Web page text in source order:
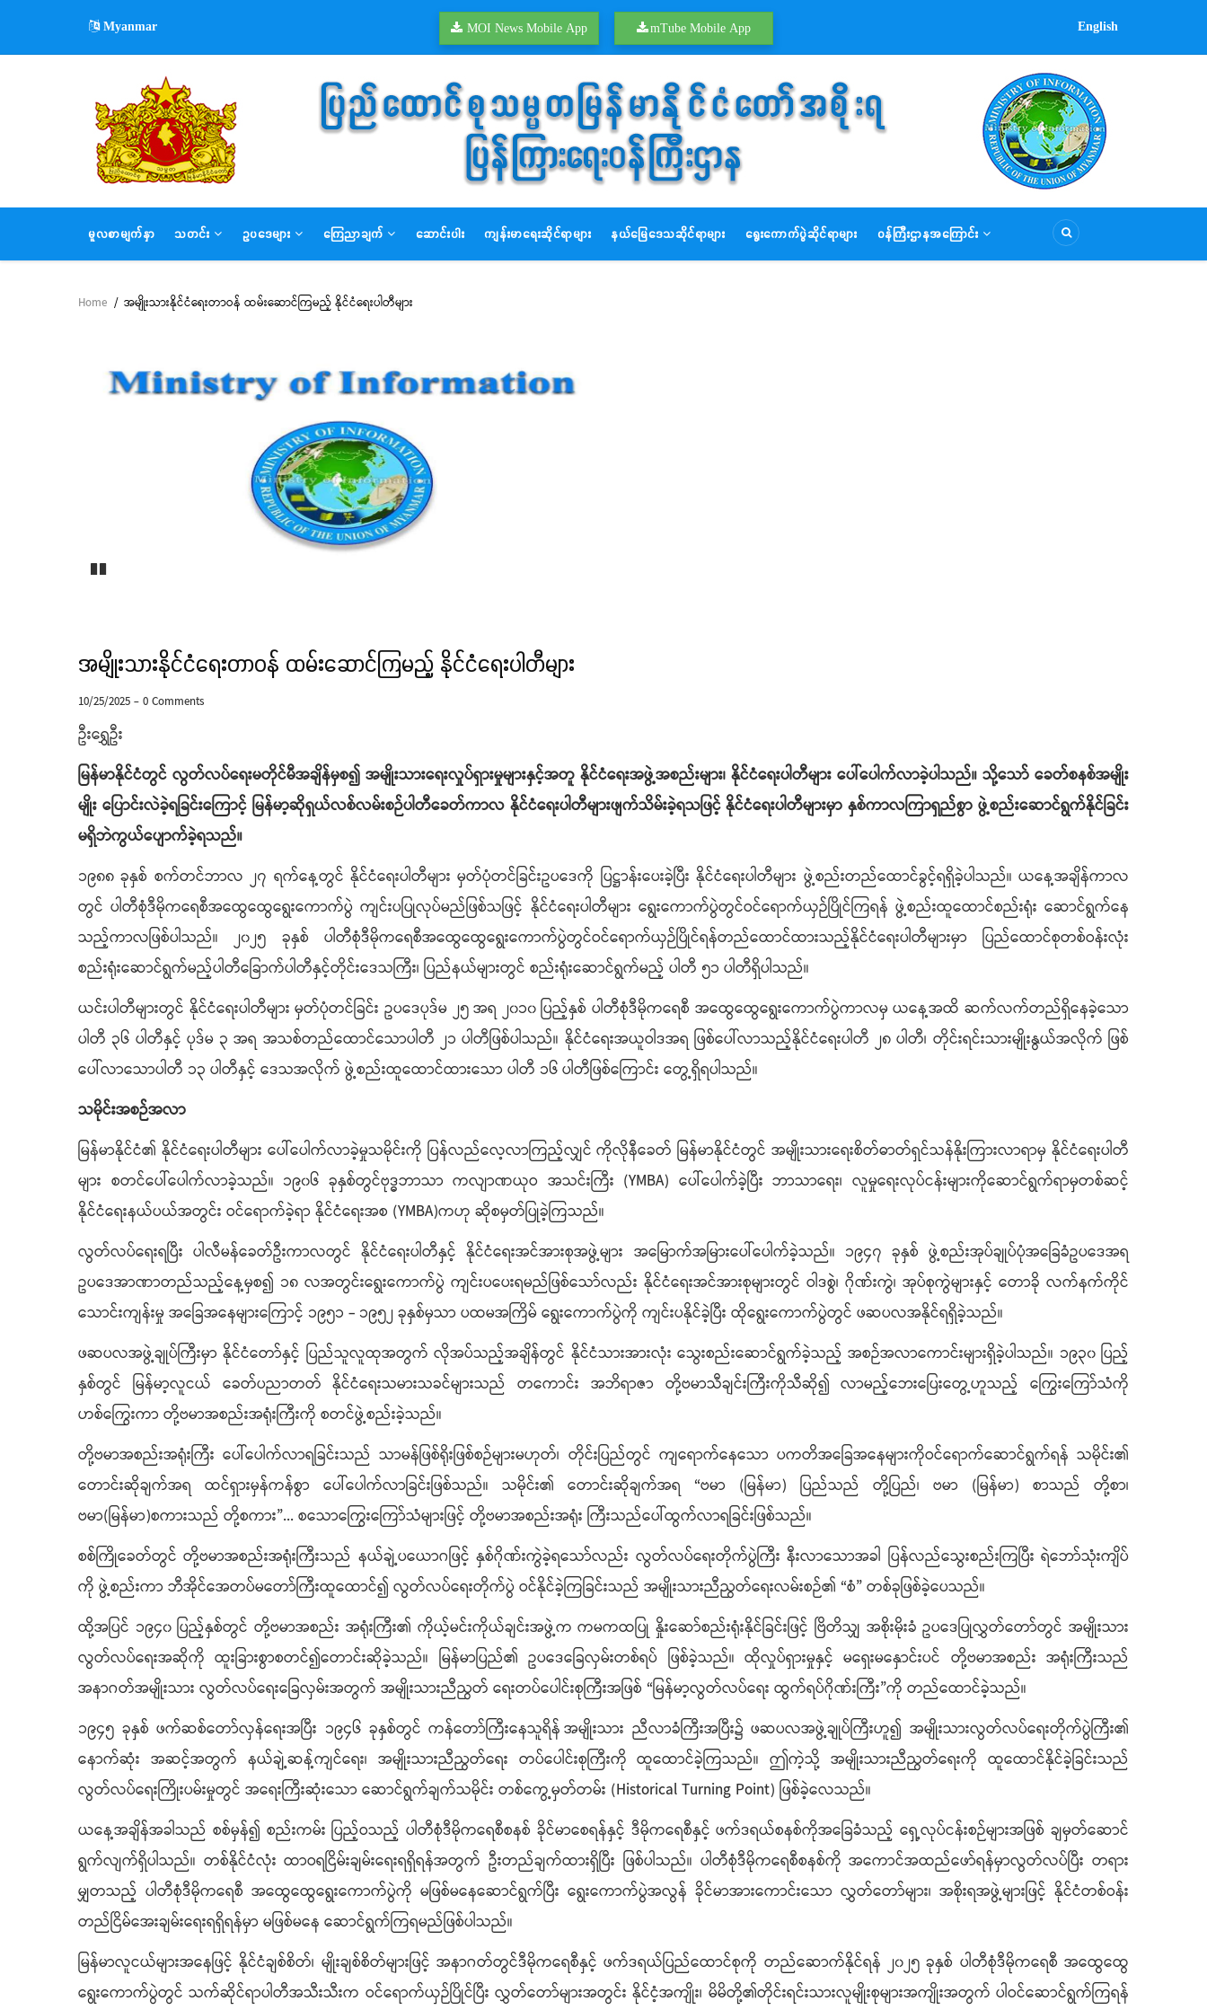
main
Myanmar MOI News Mobile App mTube Mobile App English
MAIN
NAVIGATION
မူလစာမျက်နှာ သတင်း ဥပဒေများ ကြေညာချက် ဆောင်းပါး ကျန်းမာရေးဆိုင်ရာများ နယ်မြေဒေသဆိုင်ရာများ ရွေးကောက်ပွဲဆိုင်ရာများ ဝန်ကြီးဌာနအကြောင်း
Breadcrumb
Home / အမျိုးသားနိုင်ငံရေးတာဝန် ထမ်းဆောင်ကြမည့် နိုင်ငံရေးပါတီများ
အမျိုးသားနိုင်ငံရေးတာဝန် ထမ်းဆောင်ကြမည့် နိုင်ငံရေးပါတီများ
10/25/2025-0 Comments
ဦးရွှေဦး
မြန်မာနိုင်ငံတွင် လွတ်လပ်ရေးမတိုင်မီအချိန်မှစ၍ အမျိုးသားရေးလှုပ်ရှားမှုများနှင့်အတူ နိုင်ငံရေးအဖွဲ့အစည်းများ၊ နိုင်ငံရေးပါတီများ ပေါ်ပေါက်လာခဲ့ပါသည်။ သို့သော် ခေတ်စနစ်အမျိုး
မျိုး ပြောင်းလဲခဲ့ရခြင်းကြောင့် မြန်မာ့ဆိုရှယ်လစ်လမ်းစဉ်ပါတီခေတ်ကာလ နိုင်ငံရေးပါတီများဖျက်သိမ်းခဲ့ရသဖြင့် နိုင်ငံရေးပါတီများမှာ နှစ်ကာလကြာရှည်စွာ ဖွဲ့စည်းဆောင်ရွက်နိုင်ခြင်း
မရှိဘဲကွယ်ပျောက်ခဲ့ရသည်။
၁၉၈၈ ခုနှစ် စက်တင်ဘာလ ၂၇ ရက်နေ့တွင် နိုင်ငံရေးပါတီများ မှတ်ပုံတင်ခြင်းဥပဒေကို ပြဋ္ဌာန်းပေးခဲ့ပြီး နိုင်ငံရေးပါတီများ ဖွဲ့စည်းတည်ထောင်ခွင့်ရရှိခဲ့ပါသည်။ ယနေ့အချိန်ကာလ
တွင် ပါတီစုံဒီမိုကရေစီအထွေထွေရွေးကောက်ပွဲ ကျင်းပပြုလုပ်မည်ဖြစ်သဖြင့် နိုင်ငံရေးပါတီများ ရွေးကောက်ပွဲတွင်ဝင်ရောက်ယှဉ်ပြိုင်ကြရန် ဖွဲ့စည်းထူထောင်စည်းရုံး ဆောင်ရွက်နေ
သည့်ကာလဖြစ်ပါသည်။ ၂၀၂၅ ခုနှစ် ပါတီစုံဒီမိုကရေစီအထွေထွေရွေးကောက်ပွဲတွင်ဝင်ရောက်ယှဉ်ပြိုင်ရန်တည်ထောင်ထားသည့်နိုင်ငံရေးပါတီများမှာ ပြည်ထောင်စုတစ်ဝန်းလုံး
စည်းရုံးဆောင်ရွက်မည့်ပါတီခြောက်ပါတီနှင့်တိုင်းဒေသကြီး၊ ပြည်နယ်များတွင် စည်းရုံးဆောင်ရွက်မည့် ပါတီ ၅၁ ပါတီရှိပါသည်။
ယင်းပါတီများတွင် နိုင်ငံရေးပါတီများ မှတ်ပုံတင်ခြင်း ဥပဒေပုဒ်မ ၂၅ အရ ၂၀၁၀ ပြည့်နှစ် ပါတီစုံဒီမိုကရေစီ အထွေထွေရွေးကောက်ပွဲကာလမှ ယနေ့အထိ ဆက်လက်တည်ရှိနေခဲ့သော
ပါတီ ၃၆ ပါတီနှင့် ပုဒ်မ ၃ အရ အသစ်တည်ထောင်သောပါတီ ၂၁ ပါတီဖြစ်ပါသည်။ နိုင်ငံရေးအယူဝါဒအရ ဖြစ်ပေါ်လာသည့်နိုင်ငံရေးပါတီ ၂၈ ပါတီ၊ တိုင်းရင်းသားမျိုးနွယ်အလိုက် ဖြစ်
ပေါ်လာသောပါတီ ၁၃ ပါတီနှင့် ဒေသအလိုက် ဖွဲ့စည်းထူထောင်ထားသော ပါတီ ၁၆ ပါတီဖြစ်ကြောင်း တွေ့ရှိရပါသည်။
သမိုင်းအစဉ်အလာ
မြန်မာနိုင်ငံ၏ နိုင်ငံရေးပါတီများ ပေါ်ပေါက်လာခဲ့မှုသမိုင်းကို ပြန်လည်လေ့လာကြည့်လျှင် ကိုလိုနီခေတ် မြန်မာနိုင်ငံတွင် အမျိုးသားရေးစိတ်ဓာတ်ရှင်သန်နိုးကြားလာရာမှ နိုင်ငံရေးပါတီ
များ စတင်ပေါ်ပေါက်လာခဲ့သည်။ ၁၉၀၆ ခုနှစ်တွင်ဗုဒ္ဓဘာသာ ကလျာဏယုဝ အသင်းကြီး (YMBA) ပေါ်ပေါက်ခဲ့ပြီး ဘာသာရေး၊ လူမှုရေးလုပ်ငန်းများကိုဆောင်ရွက်ရာမှတစ်ဆင့်
နိုင်ငံရေးနယ်ပယ်အတွင်း ဝင်ရောက်ခဲ့ရာ နိုင်ငံရေးအစ (YMBA)ကဟု ဆိုစမှတ်ပြုခဲ့ကြသည်။
လွတ်လပ်ရေးရပြီး ပါလီမန်ခေတ်ဦးကာလတွင် နိုင်ငံရေးပါတီနှင့် နိုင်ငံရေးအင်အားစုအဖွဲ့များ အမြောက်အမြားပေါ်ပေါက်ခဲ့သည်။ ၁၉၄၇ ခုနှစ် ဖွဲ့စည်းအုပ်ချုပ်ပုံအခြေခံဥပဒေအရ
ဥပဒေအာဏာတည်သည့်နေ့မှစ၍ ၁၈ လအတွင်းရွေးကောက်ပွဲ ကျင်းပပေးရမည်ဖြစ်သော်လည်း နိုင်ငံရေးအင်အားစုများတွင် ဝါဒစွဲ၊ ဂိုဏ်းကွဲ၊ အုပ်စုကွဲများနှင့် တောခို လက်နက်ကိုင်
သောင်းကျန်းမှု အခြေအနေများကြောင့် ၁၉၅၁ - ၁၉၅၂ ခုနှစ်မှသာ ပထမအကြိမ် ရွေးကောက်ပွဲကို ကျင်းပနိုင်ခဲ့ပြီး ထိုရွေးကောက်ပွဲတွင် ဖဆပလအနိုင်ရရှိခဲ့သည်။
ဖဆပလအဖွဲ့ချုပ်ကြီးမှာ နိုင်ငံတော်နှင့် ပြည်သူလူထုအတွက် လိုအပ်သည့်အချိန်တွင် နိုင်ငံသားအားလုံး သွေးစည်းဆောင်ရွက်ခဲ့သည့် အစဉ်အလာကောင်းများရှိခဲ့ပါသည်။ ၁၉၃၀ ပြည့်
နှစ်တွင် မြန်မာ့လူငယ် ခေတ်ပညာတတ် နိုင်ငံရေးသမားသခင်များသည် တကောင်း အဘိရာဇာ တို့ဗမာသီချင်းကြီးကိုသီဆို၍ လာမည့်ဘေးပြေးတွေ့ဟူသည့် ကြွေးကြော်သံကို
ဟစ်ကြွေးကာ တို့ဗမာအစည်းအရုံးကြီးကို စတင်ဖွဲ့စည်းခဲ့သည်။
တို့ဗမာအစည်းအရုံးကြီး ပေါ်ပေါက်လာရခြင်းသည် သာမန်ဖြစ်ရိုးဖြစ်စဉ်များမဟုတ်၊ တိုင်းပြည်တွင် ကျရောက်နေသော ပကတိအခြေအနေများကိုဝင်ရောက်ဆောင်ရွက်ရန် သမိုင်း၏
တောင်းဆိုချက်အရ ထင်ရှားမှန်ကန်စွာ ပေါ်ပေါက်လာခြင်းဖြစ်သည်။ သမိုင်း၏ တောင်းဆိုချက်အရ “ဗမာ (မြန်မာ) ပြည်သည် တို့ပြည်၊ ဗမာ (မြန်မာ) စာသည် တို့စာ၊
ဗမာ(မြန်မာ)စကားသည် တို့စကား”... စသောကြွေးကြော်သံများဖြင့် တို့ဗမာအစည်းအရုံး ကြီးသည်ပေါ်ထွက်လာရခြင်းဖြစ်သည်။
စစ်ကြိုခေတ်တွင် တို့ဗမာအစည်းအရုံးကြီးသည် နယ်ချဲ့ပယောဂဖြင့် နှစ်ဂိုဏ်းကွဲခဲ့ရသော်လည်း လွတ်လပ်ရေးတိုက်ပွဲကြီး နီးလာသောအခါ ပြန်လည်သွေးစည်းကြပြီး ရဲဘော်သုံးကျိပ်
ကို ဖွဲ့စည်းကာ ဘီအိုင်အေတပ်မတော်ကြီးထူထောင်၍ လွတ်လပ်ရေးတိုက်ပွဲ ဝင်နိုင်ခဲ့ကြခြင်းသည် အမျိုးသားညီညွတ်ရေးလမ်းစဉ်၏ “စံ” တစ်ခုဖြစ်ခဲ့ပေသည်။
ထို့အပြင် ၁၉၄၀ ပြည့်နှစ်တွင် တို့ဗမာအစည်း အရုံးကြီး၏ ကိုယ့်မင်းကိုယ်ချင်းအဖွဲ့က ကမကထပြု နှိုးဆော်စည်းရုံးနိုင်ခြင်းဖြင့် ဗြိတိသျှ အစိုးမိုးခံ ဥပဒေပြုလွှတ်တော်တွင် အမျိုးသား
လွတ်လပ်ရေးအဆိုကို ထူးခြားစွာစတင်၍တောင်းဆိုခဲ့သည်။ မြန်မာပြည်၏ ဥပဒေခြေလှမ်းတစ်ရပ် ဖြစ်ခဲ့သည်။ ထိုလှုပ်ရှားမှုနှင့် မရှေးမနှောင်းပင် တို့ဗမာအစည်း အရုံးကြီးသည်
အနာဂတ်အမျိုးသား လွတ်လပ်ရေးခြေလှမ်းအတွက် အမျိုးသားညီညွတ် ရေးတပ်ပေါင်းစုကြီးအဖြစ် “မြန်မာ့လွတ်လပ်ရေး ထွက်ရပ်ဂိုဏ်းကြီး”ကို တည်ထောင်ခဲ့သည်။
၁၉၄၅ ခုနှစ် ဖက်ဆစ်တော်လှန်ရေးအပြီး ၁၉၄၆ ခုနှစ်တွင် ကန်တော်ကြီးနေသူရိန်အမျိုးသား ညီလာခံကြီးအပြီး၌ ဖဆပလအဖွဲ့ချုပ်ကြီးဟူ၍ အမျိုးသားလွတ်လပ်ရေးတိုက်ပွဲကြီး၏
နောက်ဆုံး အဆင့်အတွက် နယ်ချဲ့ဆန့်ကျင်ရေး၊ အမျိုးသားညီညွတ်ရေး တပ်ပေါင်းစုကြီးကို ထူထောင်ခဲ့ကြသည်။ ဤကဲ့သို့ အမျိုးသားညီညွတ်ရေးကို ထူထောင်နိုင်ခဲ့ခြင်းသည်
လွတ်လပ်ရေးကြိုးပမ်းမှုတွင် အရေးကြီးဆုံးသော ဆောင်ရွက်ချက်သမိုင်း တစ်ကွေ့မှတ်တမ်း (Historical Turning Point) ဖြစ်ခဲ့လေသည်။
ယနေ့အချိန်အခါသည် စစ်မှန်၍ စည်းကမ်း ပြည့်ဝသည့် ပါတီစုံဒီမိုကရေစီစနစ် ခိုင်မာစေရန်နှင့် ဒီမိုကရေစီနှင့် ဖက်ဒရယ်စနစ်ကိုအခြေခံသည့် ရှေ့လုပ်ငန်းစဉ်များအဖြစ် ချမှတ်ဆောင်
ရွက်လျက်ရှိပါသည်။ တစ်နိုင်ငံလုံး ထာဝရငြိမ်းချမ်းရေးရရှိရန်အတွက် ဦးတည်ချက်ထားရှိပြီး ဖြစ်ပါသည်။ ပါတီစုံဒီမိုကရေစီစနစ်ကို အကောင်အထည်ဖော်ရန်မှာလွတ်လပ်ပြီး တရား
မျှတသည့် ပါတီစုံဒီမိုကရေစီ အထွေထွေရွေးကောက်ပွဲကို မဖြစ်မနေဆောင်ရွက်ပြီး ရွေးကောက်ပွဲအလွန် ခိုင်မာအားကောင်းသော လွှတ်တော်များ၊ အစိုးရအဖွဲ့များဖြင့် နိုင်ငံတစ်ဝန်း
တည်ငြိမ်အေးချမ်းရေးရရှိရန်မှာ မဖြစ်မနေ ဆောင်ရွက်ကြရမည်ဖြစ်ပါသည်။
မြန်မာလူငယ်များအနေဖြင့် နိုင်ငံချစ်စိတ်၊ မျိုးချစ်စိတ်များဖြင့် အနာဂတ်တွင်ဒီမိုကရေစီနှင့် ဖက်ဒရယ်ပြည်ထောင်စုကို တည်ဆောက်နိုင်ရန် ၂၀၂၅ ခုနှစ် ပါတီစုံဒီမိုကရေစီ အထွေထွေ
ရွေးကောက်ပွဲတွင် သက်ဆိုင်ရာပါတီအသီးသီးက ဝင်ရောက်ယှဉ်ပြိုင်ပြီး လွှတ်တော်များအတွင်း နိုင်ငံ့အကျိုး၊ မိမိတို့၏တိုင်းရင်းသားလူမျိုးစုများအကျိုးအတွက် ပါဝင်ဆောင်ရွက်ကြရန်